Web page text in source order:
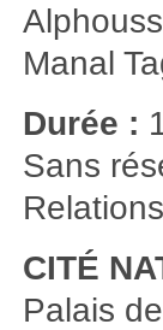
Manal
Durée :
Sans
CITÉ
Palais